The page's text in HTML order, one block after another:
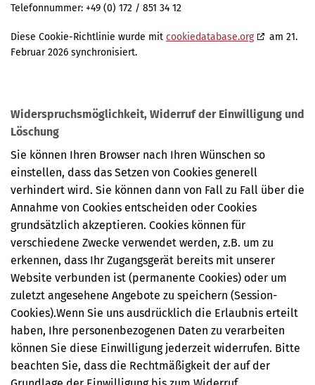
Telefonnummer: +49 (0) 172 / 851 34 12
Diese Cookie-Richtlinie wurde mit cookiedatabase.org
am 21.
Februar 2026 synchronisiert.
Widerspruchsmöglichkeit, Widerruf der Einwilligung und
Löschung
Sie können Ihren Browser nach Ihren Wünschen so
einstellen, dass das Setzen von Cookies generell
verhindert wird. Sie können dann von Fall zu Fall über die
Annahme von Cookies entscheiden oder Cookies
grundsätzlich akzeptieren. Cookies können für
verschiedene Zwecke verwendet werden, z.B. um zu
erkennen, dass Ihr Zugangsgerät bereits mit unserer
Website verbunden ist (permanente Cookies) oder um
zuletzt angesehene Angebote zu speichern (Session-
Cookies).Wenn Sie uns ausdrücklich die Erlaubnis erteilt
haben, Ihre personenbezogenen Daten zu verarbeiten
können Sie diese Einwilligung jederzeit widerrufen. Bitte
beachten Sie, dass die Rechtmäßigkeit der auf der